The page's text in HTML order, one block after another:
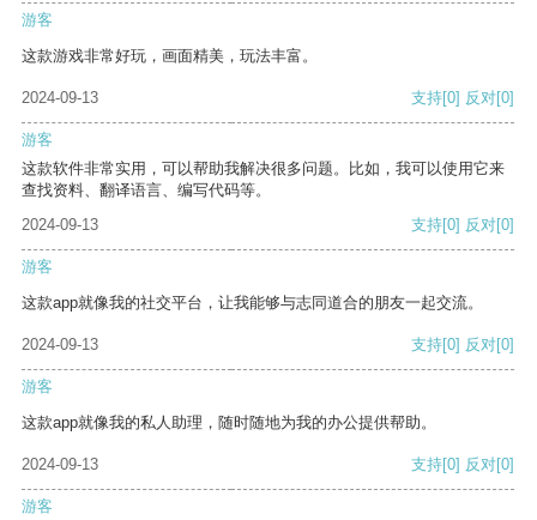
游客
这款游戏非常好玩，画面精美，玩法丰富。
2024-09-13 支持[0] 反对[0]
游客
这款软件非常实用，可以帮助我解决很多问题。比如，我可以使用它来
查找资料、翻译语言、编写代码等。
2024-09-13
支持[0] 反对[0]
游客
这款app就像我的社交平台，让我能够与志同道合的朋友一起交流。
2024-09-13 支持[0] 反对[0]
游客
这款app就像我的私人助理，随时随地为我的办公提供帮助。
2024-09-13 支持[0] 反对[0]
游客